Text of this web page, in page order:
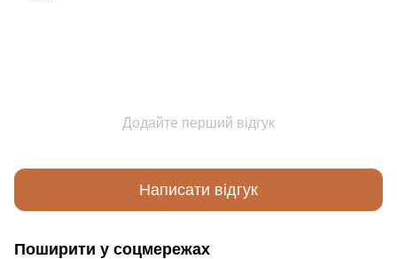
Додайте перший відгук
Написати відгук
Поширити у соцмережах